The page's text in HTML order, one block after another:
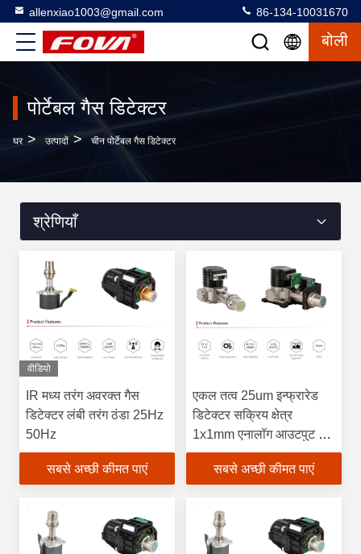
allenxiao1003@gmail.com 86-134-10031670
बोली
पोर्टेबल गैस डिटेक्टर
घर > उत्पादों > चीन पोर्टेबल गैस डिटेक्टर
श्रेणियाँ
वीडियो
IR मध्य तरंग अवरक्त गैस
डिटेक्टर लंबी तरंग ठंडा 25Hz
50Hz
सबसे अच्छी कीमत पाएं
एकल तत्व 25um इन्फ्रारेड
डिटेक्टर सक्रिय क्षेत्र
1x1mm एनालॉग आउटपुट 2-
14μM
सबसे अच्छी कीमत पाएं